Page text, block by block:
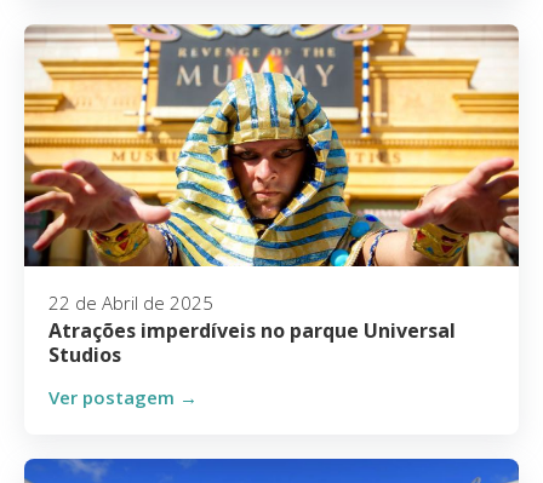
22 de Abril de 2025
Atrações imperdíveis no parque Universal
Studios
Ver postagem →